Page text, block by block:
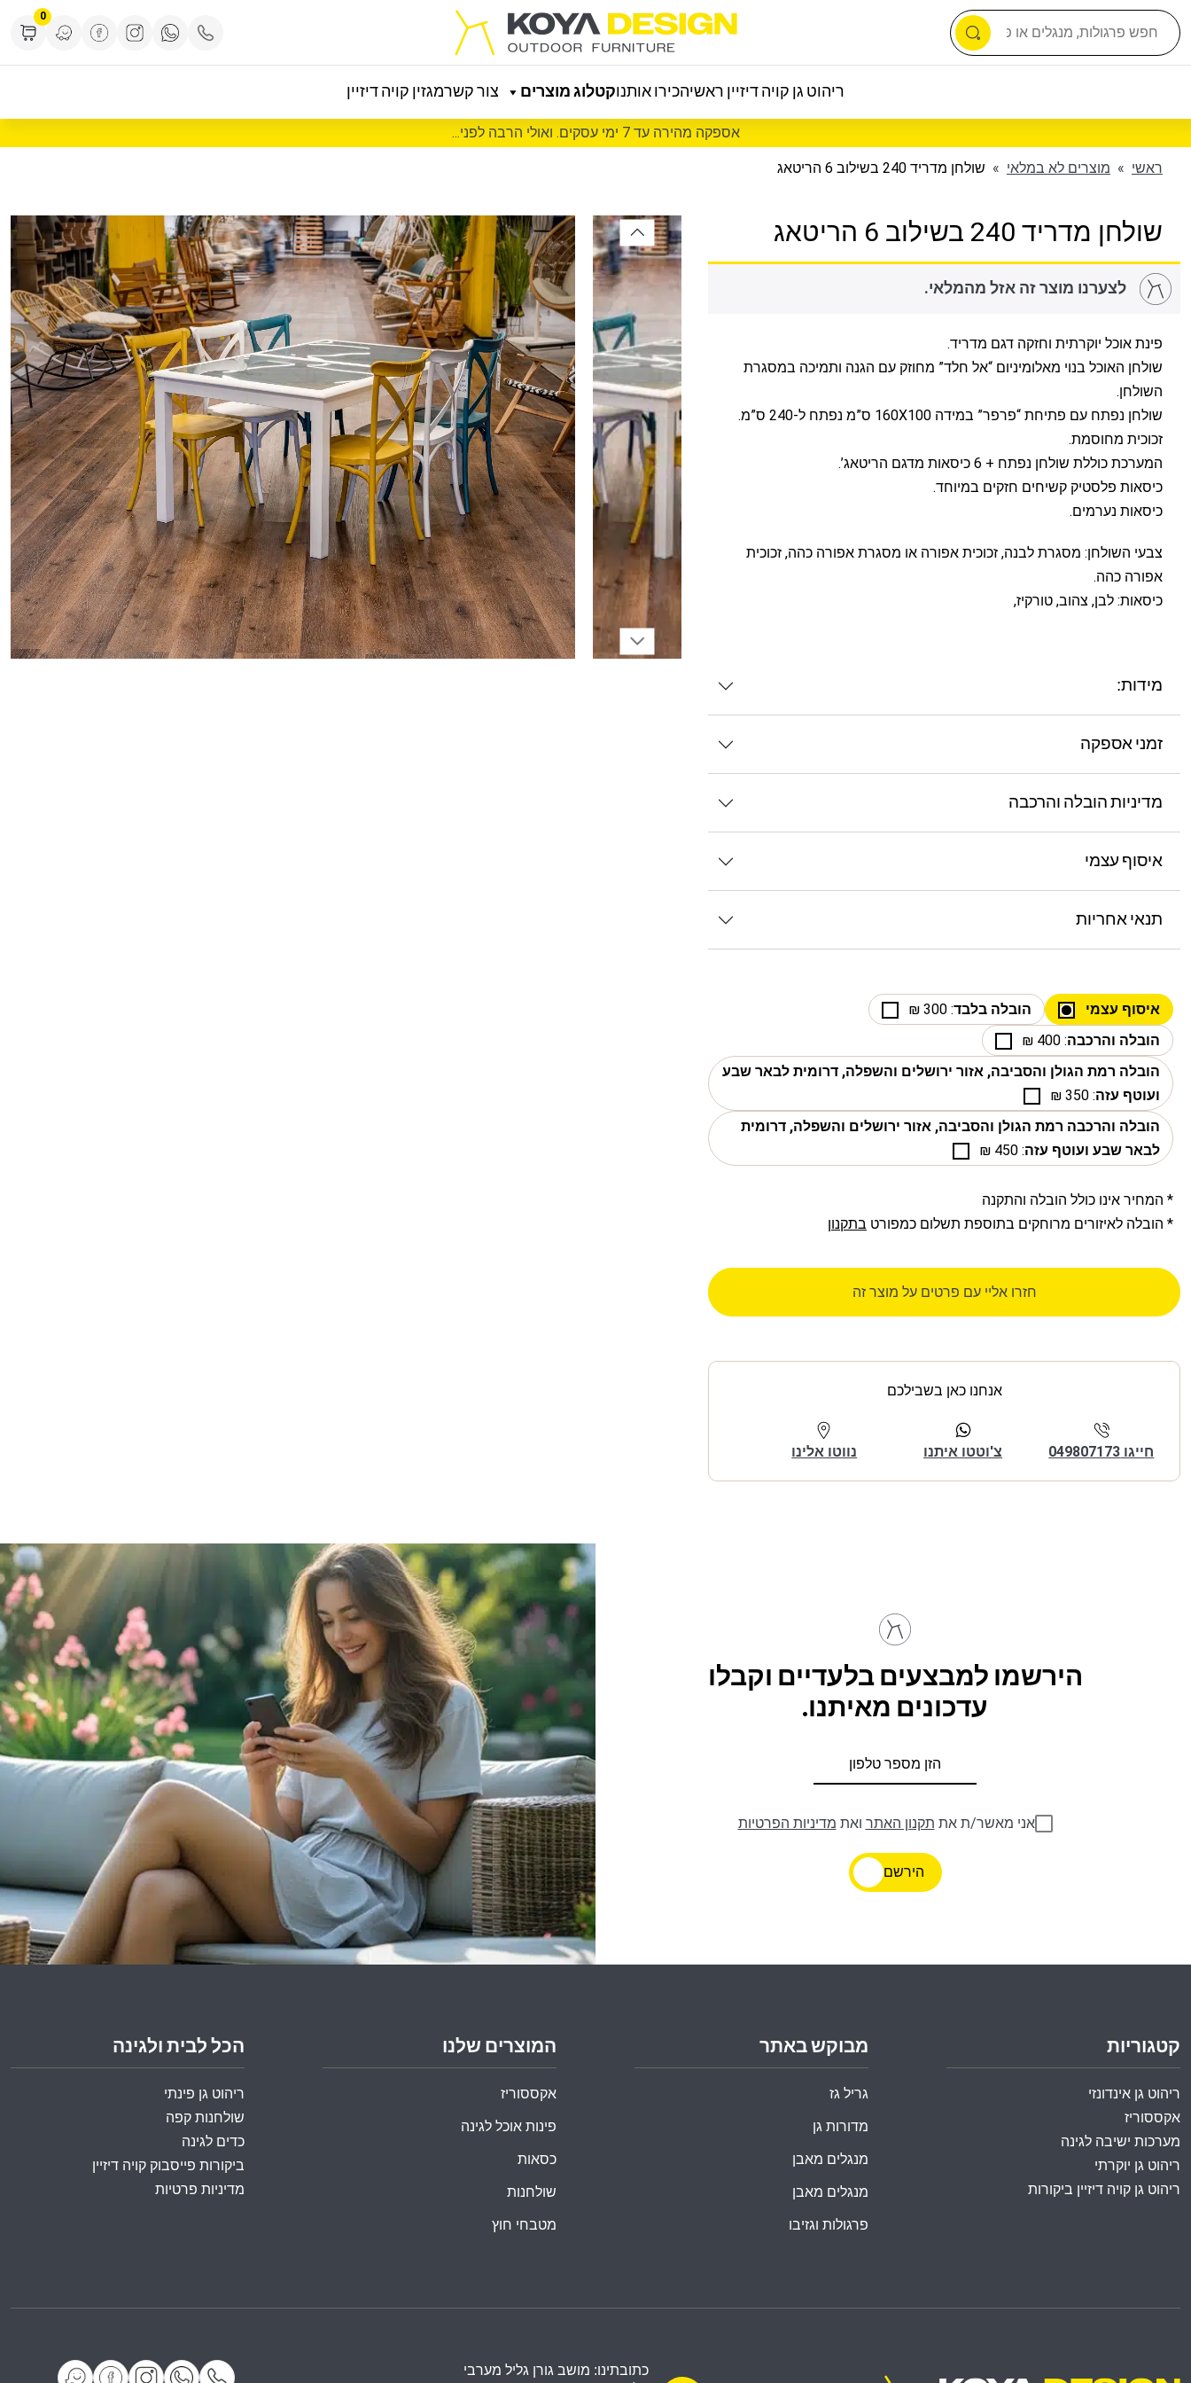
0
ריהוט גן קויה דיזיין ראשיהכירו אותנוקטלוג מוצרים צור קשרמגזין קויה דיזיין
אספקה מהירה עד 7 ימי עסקים. ואולי הרבה לפני...
ראשי » מוצרים לא במלאי » שולחן מדריד 240 בשילוב 6 הריטאג
שולחן מדריד 240 בשילוב 6 הריטאג
לצערנו מוצר זה אזל מהמלאי.
פינת אוכל יוקרתית וחזקה דגם מדריד.
שולחן האוכל בנוי מאלומיניום “אל חלד” מחוזק עם הגנה ותמיכה במסגרת
השולחן.
שולחן נפתח עם פתיחת “פרפר” במידה 160X100 ס”מ נפתח ל-240 ס”מ.
זכוכית מחוסמת.
המערכת כוללת שולחן נפתח + 6 כיסאות מדגם הריטאג’.
כיסאות פלסטיק קשיחים חזקים במיוחד.
כיסאות נערמים.
צבעי השולחן: מסגרת לבנה, זכוכית אפורה או מסגרת אפורה כהה, זכוכית
אפורה כהה.
כיסאות: לבן, צהוב, טורקיז,
מידות:
זמני אספקה
מדיניות הובלה והרכבה
איסוף עצמי
תנאי אחריות
איסוף עצמי הובלה בלבד: 300 ₪
הובלה והרכבה: 400 ₪
הובלה רמת הגולן והסביבה, אזור ירושלים והשפלה, דרומית לבאר שבע
ועוטף עזה: 350 ₪
הובלה והרכבה רמת הגולן והסביבה, אזור ירושלים והשפלה, דרומית
לבאר שבע ועוטף עזה: 450 ₪
* המחיר אינו כולל הובלה והתקנה
* הובלה לאיזורים מרוחקים בתוספת תשלום כמפורט בתקנון
חזרו אליי עם פרטים על מוצר זה
אנחנו כאן בשבילכם
חייגו 049807173 צ'וטטו איתנו נווטו אלינו
הירשמו למבצעים בלעדיים וקבלו
עדכונים מאיתנו.
אני מאשר/ת את תקנון האתר ואת מדיניות הפרטיות
הירשם
הכל לבית ולגינה
ריהוט גן פינתי
שולחנות קפה
כדים לגינה
ביקורות פייסבוק קויה דיזיין
מדיניות פרטיות
המוצרים שלנו
אקססוריז
פינות אוכל לגינה
כסאות
שולחנות
מטבחי חוץ
מבוקש באתר
גריל גז
מדורות גן
מנגלים מאבן
מנגלים מאבן
פרגולות וגזיבו
קטגוריות
ריהוט גן אינדונזי
אקססוריז
מערכות ישיבה לגינה
ריהוט גן יוקרתי
ריהוט גן קויה דיזיין ביקורות
כתובתינו: מושב גורן גליל מערבי